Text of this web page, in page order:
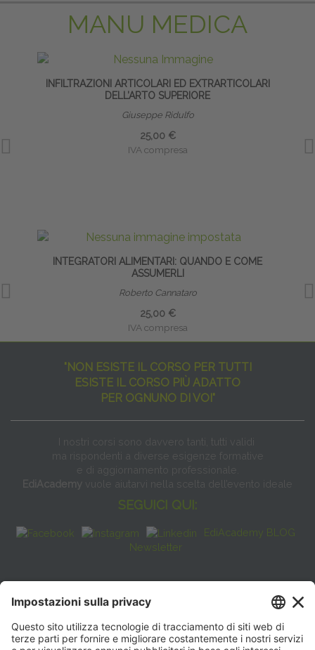
MANU MEDICA
INFILTRAZIONI ARTICOLARI ED EXTRARTICOLARI
DELL’ARTO SUPERIORE
Giuseppe Ridulfo
25,00 €
IVA compresa
INTEGRATORI ALIMENTARI: QUANDO E COME
ASSUMERLI
Roberto Cannataro
25,00 €
IVA compresa
"NON ESISTE IL CORSO PER TUTTI
ESISTE IL CORSO PIÙ ADATTO
PER OGNUNO DI VOI"
I nostri corsi sono davvero tanti, tutti validi
ma rispondenti a diverse esigenze formative
e di aggiornamento professionale.
EdiAcademy vuole aiutarvi nella scelta dell’evento ideale
SEGUICI QUI:
EdiAcademy BLOG
Newsletter
FAQ
CONTATTI